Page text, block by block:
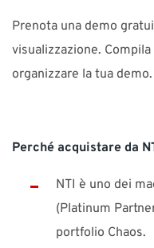
Prenota una demo
visualizzazione.
organizzare la tua demo.
Perché acquistare da
NTI è uno dei
(Platinum
portfolio Chaos.